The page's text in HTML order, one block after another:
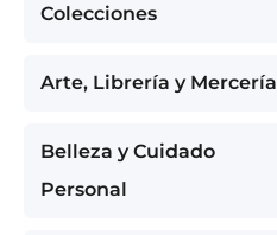
Colecciones
Arte, Librería y Mercería
Belleza y Cuidado
Personal